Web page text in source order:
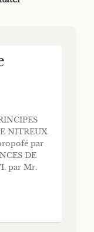
NITREUX
par
DE
par Mr.